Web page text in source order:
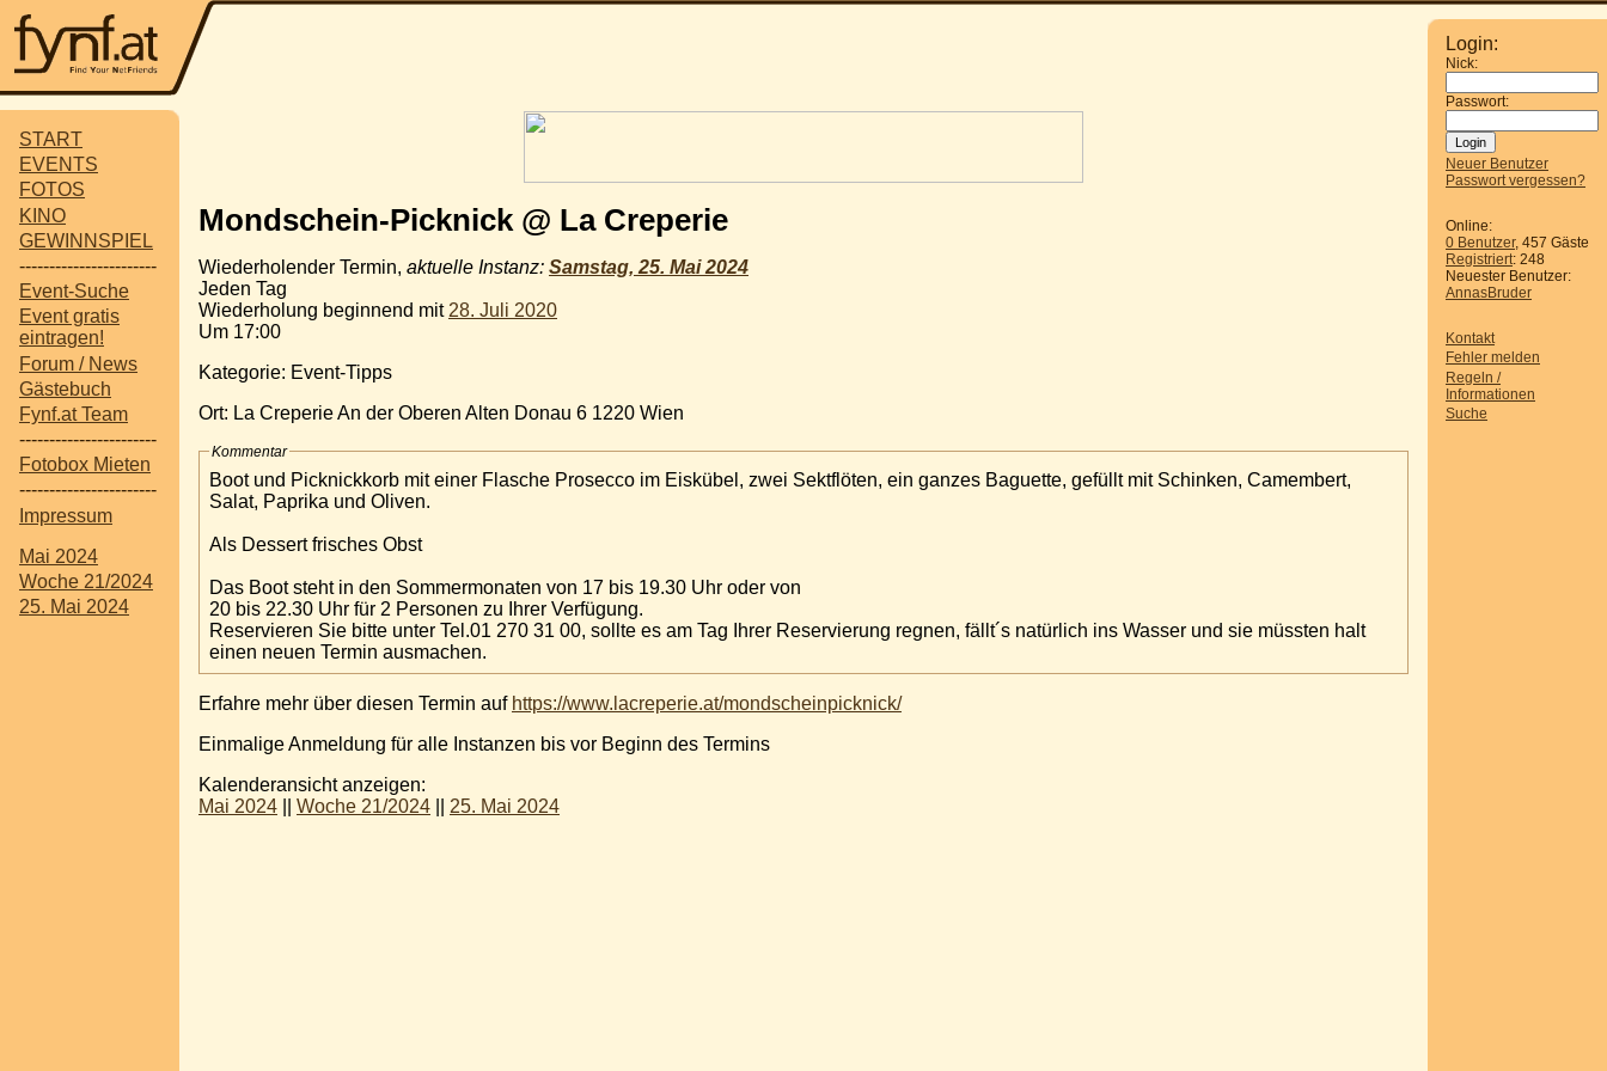
START
EVENTS
FOTOS
KINO
GEWINNSPIEL
-----------------------
Event-Suche
Event gratis
eintragen!
Forum / News
Gästebuch
Fynf.at Team
-----------------------
Fotobox Mieten
-----------------------
Impressum
Mai 2024
Woche 21/2024
25. Mai 2024
Login:
Nick:
Passwort:
Neuer Benutzer
Passwort vergessen?
Online:
0 Benutzer, 457 Gäste
Registriert: 248
Neuester Benutzer:
AnnasBruder
Kontakt
Fehler melden
Regeln /
Informationen
Suche
Mondschein-Picknick @ La Creperie
Wiederholender Termin, aktuelle Instanz: Samstag, 25. Mai 2024
Jeden Tag
Wiederholung beginnend mit 28. Juli 2020
Um 17:00
Kategorie: Event-Tipps
Ort: La Creperie An der Oberen Alten Donau 6 1220 Wien
Kommentar
Boot und Picknickkorb mit einer Flasche Prosecco im Eiskübel, zwei Sektflöten, ein ganzes Baguette, gefüllt mit Schinken, Camembert,
Salat, Paprika und Oliven.
Als Dessert frisches Obst
Das Boot steht in den Sommermonaten von 17 bis 19.30 Uhr oder von
20 bis 22.30 Uhr für 2 Personen zu Ihrer Verfügung.
Reservieren Sie bitte unter Tel.01 270 31 00, sollte es am Tag Ihrer Reservierung regnen, fällt´s natürlich ins Wasser und sie müssten halt
einen neuen Termin ausmachen.
Erfahre mehr über diesen Termin auf https://www.lacreperie.at/mondscheinpicknick/
Einmalige Anmeldung für alle Instanzen bis vor Beginn des Termins
Kalenderansicht anzeigen:
Mai 2024
Woche 21/2024 25. Mai 2024